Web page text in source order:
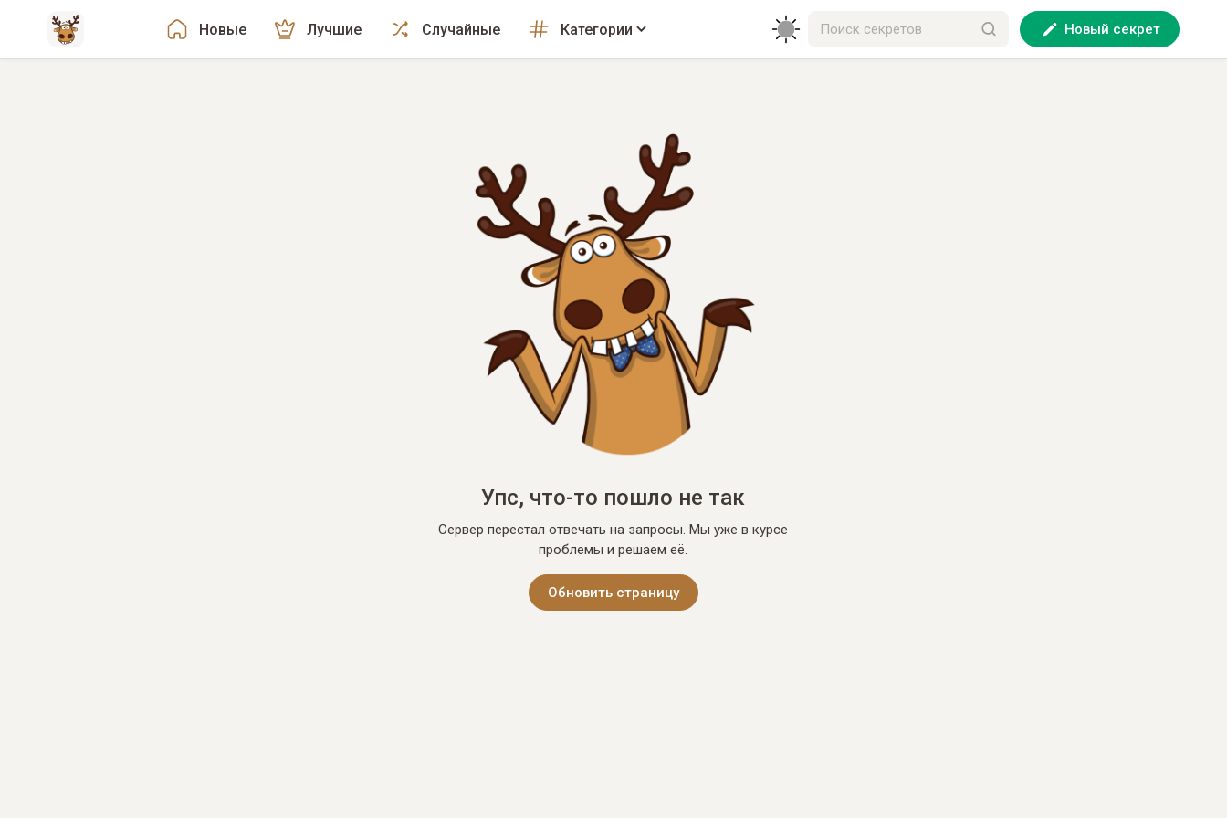
Новые Лучшие Случайные Категории Новый секрет
Упс, что-то пошло не так
Сервер перестал отвечать на запросы. Мы уже в курсе
проблемы и решаем её.
Обновить страницу